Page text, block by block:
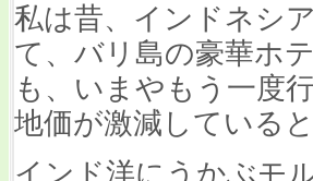
私は昔、インドネシ
て、バリ島の豪華ホ
も、いまやもう一度
地価が激減していると
インド洋にうかぶモ